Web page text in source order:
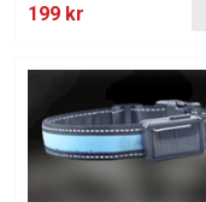
199 kr